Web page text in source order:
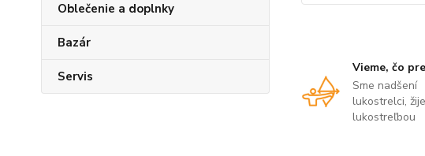
Oblečenie a doplnky
Bazár
Servis
Vieme, čo
Sme nadšení
lukostrelci,
lukostreľbou